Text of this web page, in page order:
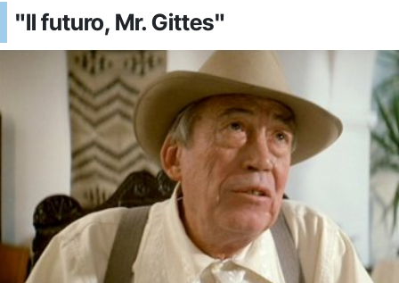
"Il futuro, Mr. Gittes"